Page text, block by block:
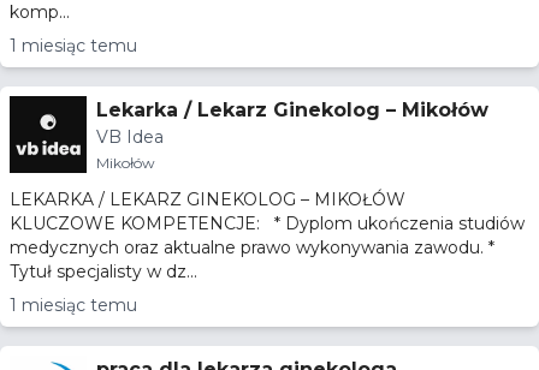
komp...
1 miesiąc temu
Lekarka / Lekarz Ginekolog – Mikołów
VB Idea
Mikołów
LEKARKA / LEKARZ GINEKOLOG – MIKOŁÓW
KLUCZOWE KOMPETENCJE: * Dyplom ukończenia studiów
medycznych oraz aktualne prawo wykonywania zawodu. *
Tytuł specjalisty w dz...
1 miesiąc temu